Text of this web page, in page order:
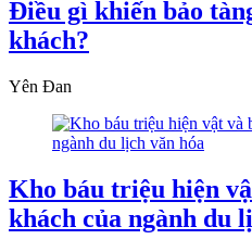
Điều gì khiến bảo
khách?
Yên Đan
Kho báu triệu hiện
khách của ngành du